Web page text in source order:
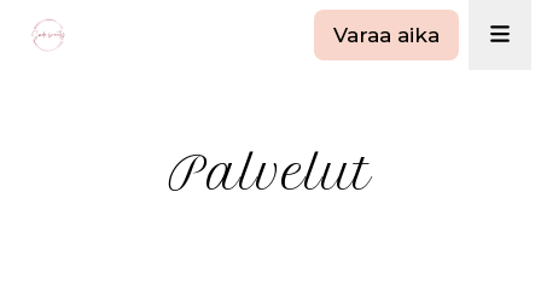
Varaa aika
Palvelut